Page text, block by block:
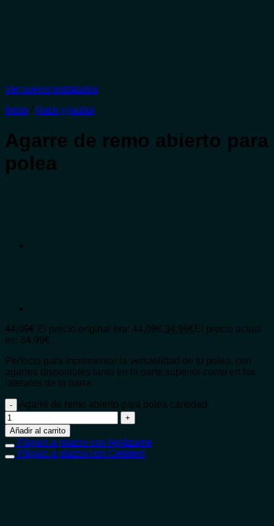
Ver suelos instalados
Inicio / Rack y jaulas
Agarre de remo abierto para
polea
44,09€ El precio original era: 44,09€.34,99€ El precio actual
es: 34,99€.
Perfecto para incrementar la versatilidad de tu polea, con
agarres disponibles tanto en la parte superior como en los
laterales de la barra.
Agarre de remo abierto para polea cantidad
Añadir al carrito
Págalo a plazos con Aplázame
Págalo a plazos con Cetelem